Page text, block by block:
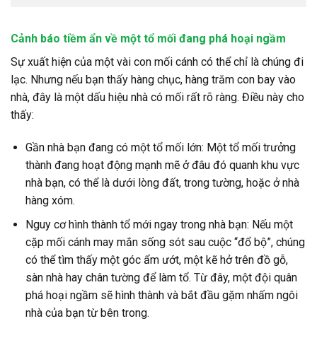
Cảnh báo tiềm ẩn về một tổ mối đang phá hoại ngầm
Sự xuất hiện của một vài con mối cánh có thể chỉ là chúng đi
lạc. Nhưng nếu bạn thấy hàng chục, hàng trăm con bay vào
nhà, đây là một dấu hiệu nhà có mối rất rõ ràng. Điều này cho
thấy:
Gần nhà bạn đang có một tổ mối lớn: Một tổ mối trưởng
thành đang hoạt động mạnh mẽ ở đâu đó quanh khu vực
nhà bạn, có thể là dưới lòng đất, trong tường, hoặc ở nhà
hàng xóm.
Nguy cơ hình thành tổ mới ngay trong nhà bạn: Nếu một
cặp mối cánh may mắn sống sót sau cuộc “đổ bộ”, chúng
có thể tìm thấy một góc ẩm ướt, một kẽ hở trên đồ gỗ,
sàn nhà hay chân tường để làm tổ. Từ đây, một đội quân
phá hoại ngầm sẽ hình thành và bắt đầu gặm nhấm ngôi
nhà của bạn từ bên trong.